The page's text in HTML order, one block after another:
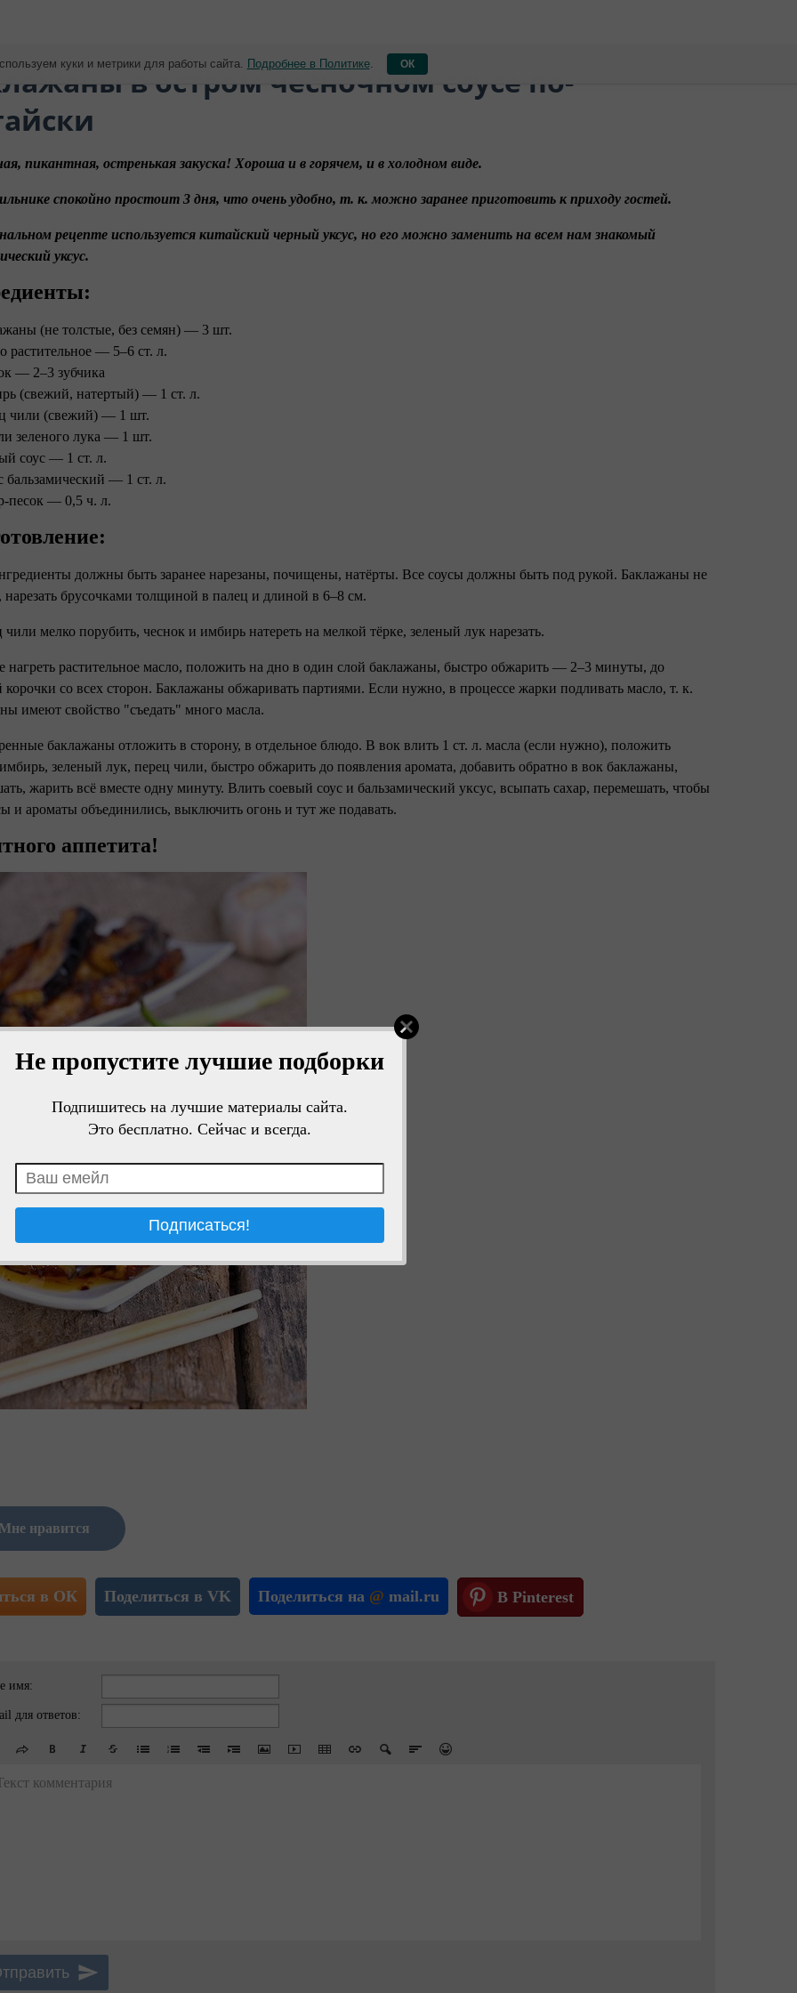
Не пропустите лучшие подборки
Подпишитесь на лучшие материалы сайта.
Это бесплатно. Сейчас и всегда.
в остром чесночном соусе по-
пикантная, остренькая закуска! Хороша и в горячем, и в холодном виде.
спокойно простоит 3 дня, что очень удобно, т. к. можно заранее приготовить к приходу гостей.
рецепте используется китайский черный уксус, но его можно заменить на всем нам знакомый
уксус.
(не толстые, без семян) — 3 шт.
растительное — 5–6 ст. л.
— 2–3 зубчика
(свежий, натертый) — 1 ст. л.
чили (свежий) — 1 шт.
зеленого лука — 1 шт.
соус — 1 ст. л.
бальзамический — 1 ст. л.
песок — 0,5 ч. л.
должны быть заранее нарезаны, почищены, натёрты. Все соусы должны быть под рукой. Баклажаны не
нарезать брусочками толщиной в палец и длиной в 6–8 см.
чили мелко порубить, чеснок и имбирь натереть на мелкой тёрке, зеленый лук нарезать.
нагреть растительное масло, положить на дно в один слой баклажаны, быстро обжарить — 2–3 минуты, до
корочки со всех сторон. Баклажаны обжаривать партиями. Если нужно, в процессе жарки подливать масло, т. к.
имеют свойство "съедать" много масла.
баклажаны отложить в сторону, в отдельное блюдо. В вок влить 1 ст. л. масла (если нужно), положить
зеленый лук, перец чили, быстро обжарить до появления аромата, добавить обратно в вок баклажаны,
жарить всё вместе одну минуту. Влить соевый соус и бальзамический уксус, всыпать сахар, перемешать, чтобы
и ароматы объединились, выключить огонь и тут же подавать.
аппетита!
Мне нравится
в ОК Поделиться в VK Поделиться на @ mail.ru В Pinterest
имя:
для ответов:
комментария
куки и метрики для работы сайта. Подробнее в Политике. ОК